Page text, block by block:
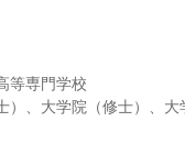
等専門学校
）、大学院（修士）、